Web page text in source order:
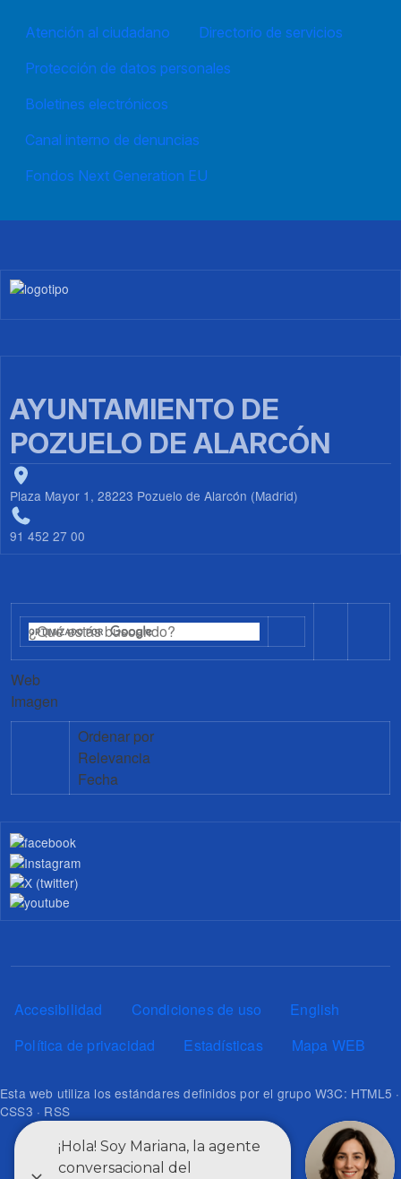
Atención al ciudadano
Directorio de servicios
Protección de datos personales
Boletines electrónicos
Canal interno de denuncias
Fondos Next Generation EU
Imagen
AYUNTAMIENTO DE
POZUELO DE ALARCÓN
Plaza Mayor 1, 28223 Pozuelo de Alarcón (Madrid)
91 452 27 00
Web
Imagen
Ordenar por
Relevancia
Fecha
Pie de página
Accesibilidad Condiciones de uso
English
Política de privacidad
Estadísticas Mapa WEB
Esta web utiliza los estándares definidos por el grupo W3C: HTML5 ·
CSS3 · RSS